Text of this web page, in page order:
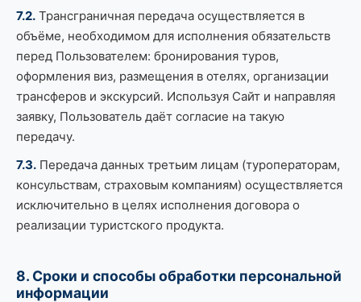
7.2. Трансграничная передача осуществляется в
объёме, необходимом для исполнения обязательств
перед Пользователем: бронирования туров,
оформления виз, размещения в отелях, организации
трансферов и экскурсий. Используя Сайт и направляя
заявку, Пользователь даёт согласие на такую
передачу.
7.3. Передача данных третьим лицам (туроператорам,
консульствам, страховым компаниям) осуществляется
исключительно в целях исполнения договора о
реализации туристского продукта.
8. Сроки и способы обработки персональной
информации